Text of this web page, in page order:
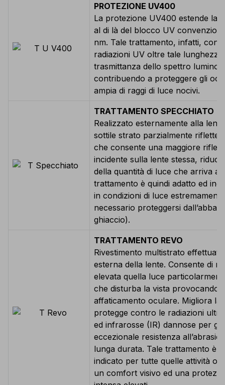
PROTEZIONE UV400
La protezione UV400 estende la
al di là del blocco UV
nm. Tale trattamento, infatti,
radiazioni UV oltre tale
trasmittanza dello spettro
contribuendo a proteggere gli
ampia di raggi di luce nocivi.
TRATTAMENTO SPECCHIATO
Realizzato esternamente alla
sottile strato parzialmente
che consente una maggiore
incidente sulla lente stessa,
della quantità di luce che arriva
trattamento è quindi adatto ed
in condizioni di luce
necessario proteggersi
ghiaccio).
TRATTAMENTO REVO
Rivestimento multistrato
esterna della lente. Consente di
elevata quella luce
che disturba la vista
affaticamento oculare. Migliora la
protegge contro le radiazioni
ed infrarosse (IR) dannose per
eccezionale resistenza
lunga durata. Tale trattamento è
indicato per tutte quelle attività
un comfort visivo ed una